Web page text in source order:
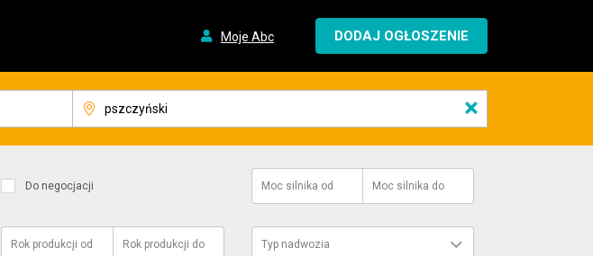
Moje Abc DODAJ OGŁOSZENIE
×
Do negocjacji Moc silnika od Moc silnika do
Rok produkcji od Rok produkcji do Typ nadwozia